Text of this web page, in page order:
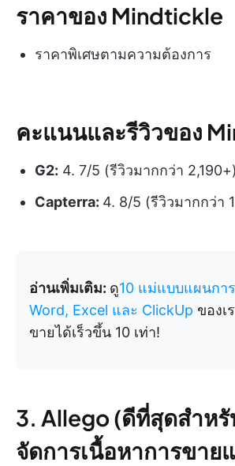
ราคาของ Mindtickle
ราคาพิเศษตามความต้องการ
คะแนนและรีวิวของ
G2: 4. 7/5 (รีวิวมากกว่า 2,190+)
Capterra: 4. 8/5 (รีวิวมากกว่า
อ่านเพิ่มเติม: ดู10 แม่แบบแผนกา
Word, Excel และ ClickUp ของเ
ขายได้เร็วขึ้น 10 เท่า!
3. Allego (ดีที่สุดสำหรั
จัดการเนื้อหาการขาย